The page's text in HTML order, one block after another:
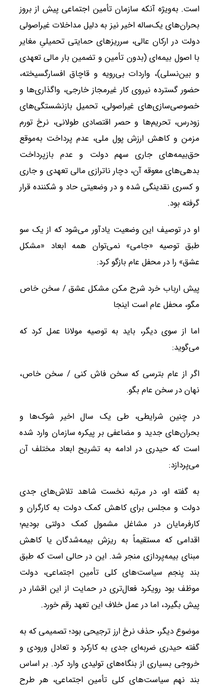
است. به‌ویژه آنکه سازمان تأمین اجتماعی پیش از بروز
بحران‌های یک‌ساله اخیر نیز به دلیل مداخلات غیراصولی
دولت در ارکان عالی، سرریزهای حمایتی تحمیلیِ مغایر
با اصول بیمه‌ای (بدون تأمین و تضمین بار مالی تعهدی
و بین‌نسلی)، واردات بی‌رویه و قاچاق افسارگسیخته،
حضور گسترده نیروی کار غیرمجاز خارجی، واگذاری‌ها و
خصوصی‌سازی‌های غیراصولی، تحمیل بازنشستگی‌های
زودرس، تحریم‌ها و حصر اقتصادی طولانی، نرخ تورم
مزمن و کاهش ارزش پول ملی، عدم پرداخت به‌موقع
حق‌بیمه‌های جاری سهم دولت و عدم بازپرداخت
بدهی‌های معوقه آن، دچار ناترازی مالی تعهدی و جاری
و کسری نقدینگی شده و در وضعیتی حاد و شکننده قرار
گرفته بود.
او در توصیف این وضعیت یادآور می‌شود که از یک سو
طبق توصیه «جامی» نمی‌توان همه ابعاد «مشکل
عشق» را در محفل عام بازگو کرد:
پیش ارباب خرد شرح مکن مشکل عشق / سخن خاص
مگو، محفل عام است اینجا
اما از سوی دیگر، باید به توصیه مولانا عمل کرد که
می‌گوید:
اگر از عام بترسی که سخن فاش کنی / سخن خاص،
نهان در سخن عام بگو.
در چنین شرایطی، طی یک سال اخیر شوک‌ها و
بحران‌های جدید و مضاعفی بر پیکره سازمان وارد شده
است که حیدری در ادامه به تشریح ابعاد مختلف آن
می‌پردازد:
به گفته او، در مرتبه نخست شاهد تلاش‌های جدی
دولت و مجلس برای کاهش کمک دولت به کارگران و
کارفرمایان در مشاغل مشمول کمک دولتی بودیم؛
اقدامی که مستقیماً به ریزش بیمه‌شدگان یا کاهش
مبنای بیمه‌پردازی منجر شد. این در حالی است که طبق
بند پنجم سیاست‌های کلی تأمین اجتماعی، دولت
موظف بود رویکرد فعال‌تری در حمایت از این اقشار در
پیش بگیرد، اما در عمل خلاف این تعهد رقم خورد.
موضوع دیگر، حذف نرخ ارز ترجیحی بود؛ تصمیمی که به
گفته حیدری ضربه‌ای جدی به کارکرد و تعادل ورودی و
خروجی بسیاری از بنگاه‌های تولیدی وارد کرد. بر اساس
بند نهم سیاست‌های کلی تأمین اجتماعی، هر طرح